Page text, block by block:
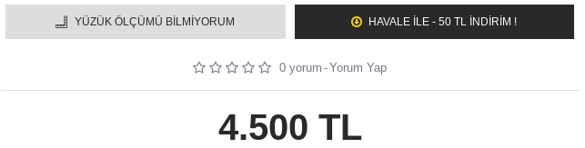
Gümüş alyansınızı istediğiniz renkte sipariş verebilirsiniz(gümüş, altın, rose).
1 YIL GARANTİLİDİR.
Gümüş alyanslar içine yazılmasını istediğiniz yazı varsa, not kısmına bay, bayan olarak ayrı yazınız.
Bütün gümüş alyanslar en geç 2 iş gününde kargoya verilir.
Ürünlerimiz el işçiliği ile ustalarımız tarafından bünyemizde bulunan 2 adet atölyede hazırlanmaktadır.
Yüzük ölçüsü konusunda veya başka bir sorun ile karşılaşırsanız lütfen müşteri temsilcimiz ile irtibata
YÜZÜK ÖLÇÜMÜ BILMIYORUM HAVALE ILE - 50 TL İNDİRİM !
0 yorum -Yorum Yap
4.500 TL